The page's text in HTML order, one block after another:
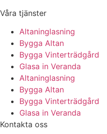
Våra tjänster
Altaninglasning
Bygga Altan
Bygga Vinterträdgård
Glasa in Veranda
Altaninglasning
Bygga Altan
Bygga Vinterträdgård
Glasa in Veranda
Kontakta oss